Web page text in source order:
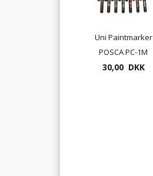
Uni Paintmarker
POSCA PC-1M
tykkelse 0,7-1,3mm
30,00 DKK